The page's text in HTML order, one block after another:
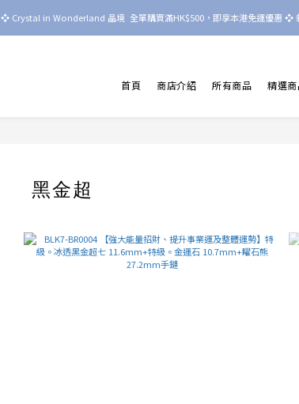
❖ Crystal in Wonderland 晶境  全單購買滿HK$500，即享本港免運優惠 ❖
首頁 商店介紹 所有商品 精選
黑金超